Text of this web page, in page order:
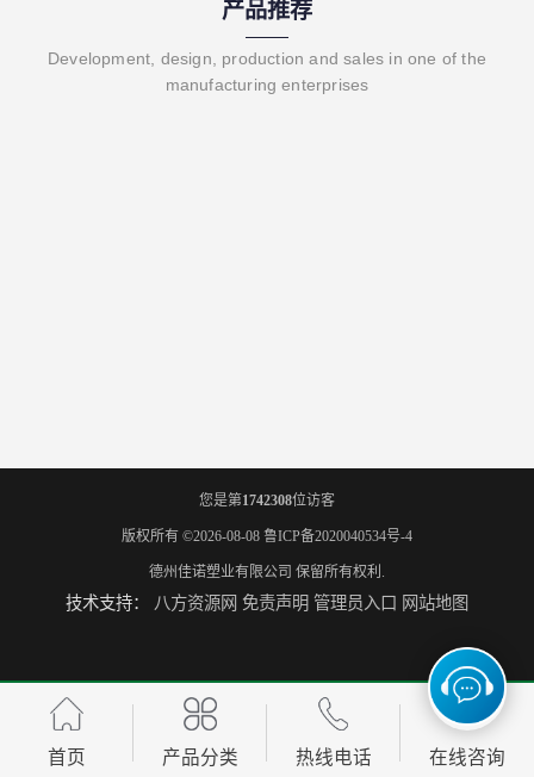
产品推荐
Development, design, production and sales in one of the
manufacturing enterprises
您是第1742308位访客
版权所有 ©2026-08-08 鲁ICP备2020040534号-4
德州佳诺塑业有限公司 保留所有权利.
技术支持： 八方资源网 免责声明 管理员入口 网站地图
首页 产品分类 热线电话 在线咨询